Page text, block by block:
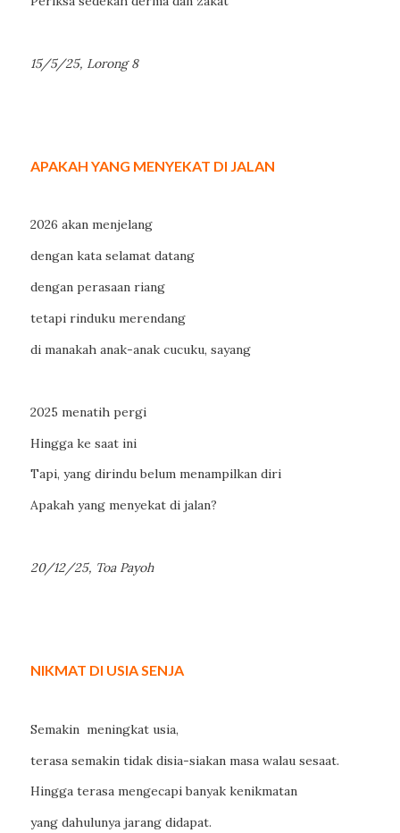
15/5/25, Lorong 8
APAKAH YANG MENYEKAT DI JALAN
2026 akan menjelang
dengan kata selamat datang
dengan perasaan riang
tetapi rinduku merendang
di manakah anak-anak cucuku, sayang
2025 menatih pergi
Hingga ke saat ini
Tapi, yang dirindu belum menampilkan diri
Apakah yang menyekat di jalan?
20/12/25, Toa Payoh
NIKMAT DI USIA SENJA
Semakin meningkat usia,
terasa semakin tidak disia-siakan masa walau sesaat.
Hingga terasa mengecapi banyak kenikmatan
yang dahulunya jarang didapat.